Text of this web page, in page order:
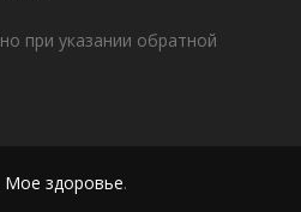
при указании обратной
Мое здоровье.